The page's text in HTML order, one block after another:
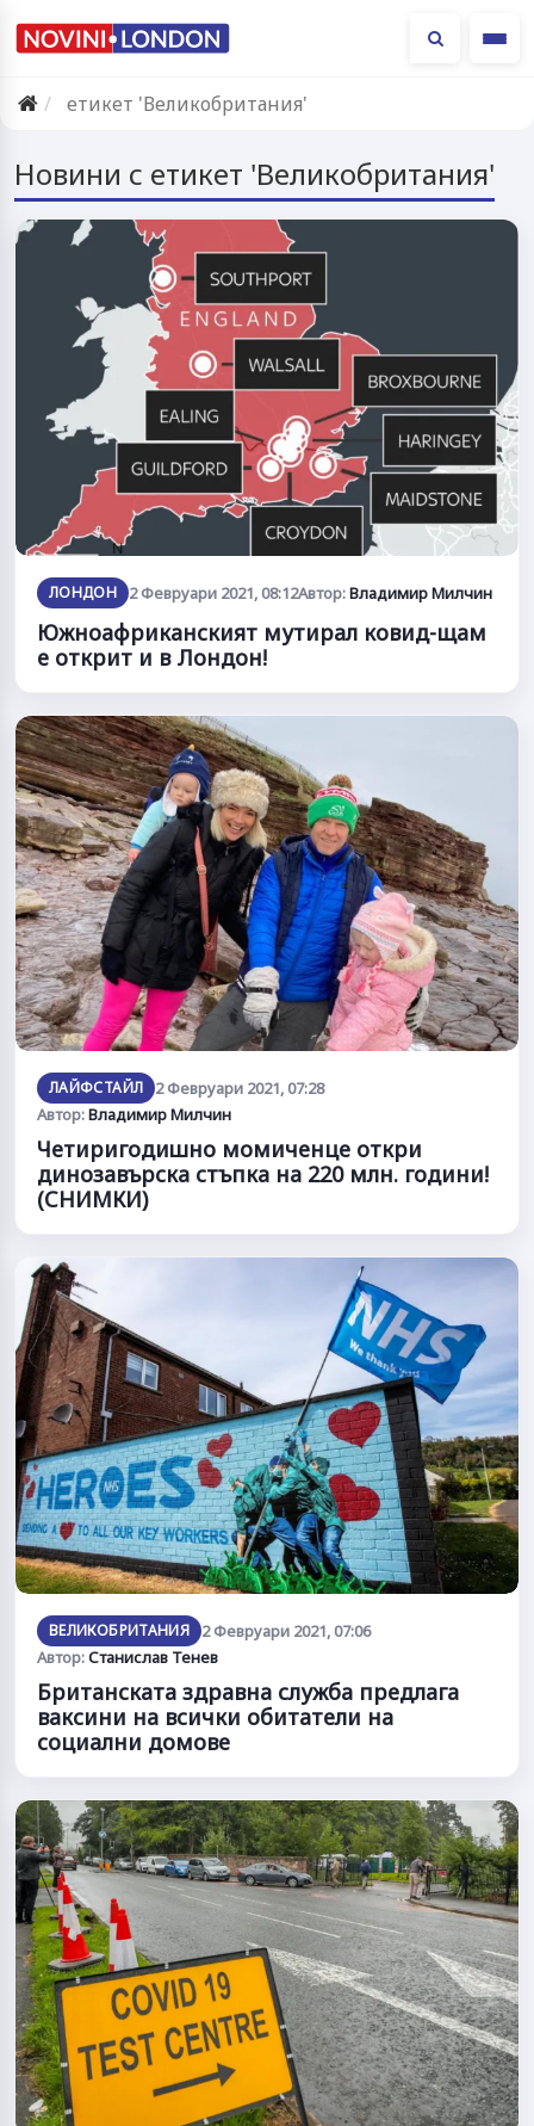
етикет 'Великобритания'
Новини с етикет 'Великобритания'
ЛОНДОН 2 Февруари 2021, 08:12Автор:Владимир Милчин
Южноафриканският мутирал ковид-щам
е открит и в Лондон!
ЛАЙФСТАЙЛ
2 Февруари 2021, 07:28
Автор:Владимир Милчин
Четиригодишно момиченце откри
динозавърска стъпка на 220 млн. години!
(СНИМКИ)
ВЕЛИКОБРИТАНИЯ
2 Февруари 2021, 07:06
Автор:Станислав Тенев
Британската здравна служба предлага
ваксини на всички обитатели на
социални домове